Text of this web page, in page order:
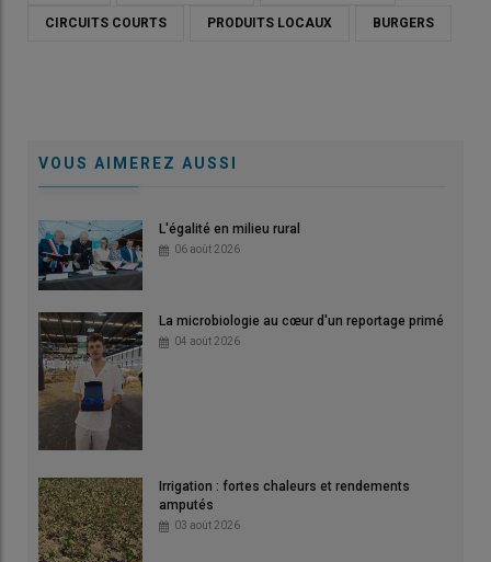
CIRCUITS COURTS PRODUITS LOCAUX BURGERS
VOUS AIMEREZ AUSSI
L'égalité en milieu rural
06 août 2026
La microbiologie au cœur d'un reportage primé
04 août 2026
Irrigation : fortes chaleurs et rendements
amputés
03 août 2026